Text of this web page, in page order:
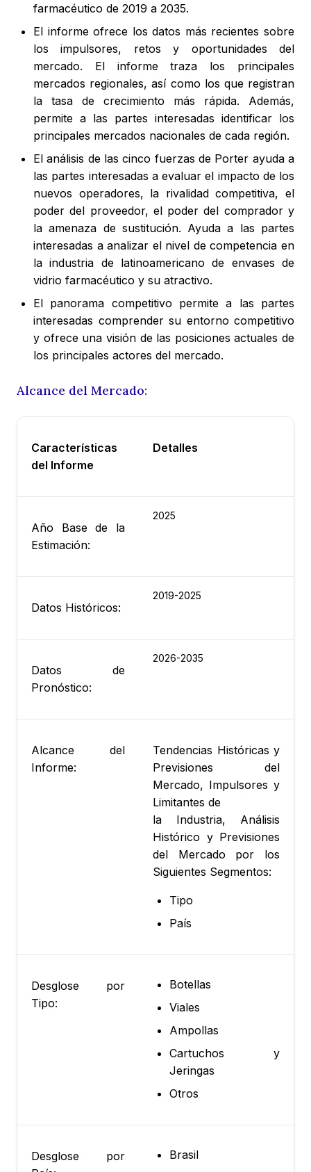
farmacéutico de 2019 a 2035.
El informe ofrece los datos más recientes sobre
los impulsores, retos y oportunidades del
mercado. El informe traza los principales
mercados regionales, así como los que registran
la tasa de crecimiento más rápida. Además,
permite a las partes interesadas identificar los
principales mercados nacionales de cada región.
El análisis de las cinco fuerzas de Porter ayuda a
las partes interesadas a evaluar el impacto de los
nuevos operadores, la rivalidad competitiva, el
poder del proveedor, el poder del comprador y
la amenaza de sustitución. Ayuda a las partes
interesadas a analizar el nivel de competencia en
la industria de latinoamericano de envases de
vidrio farmacéutico y su atractivo.
El panorama competitivo permite a las partes
interesadas comprender su entorno competitivo
y ofrece una visión de las posiciones actuales de
los principales actores del mercado.
Alcance del Mercado:
Características
del Informe
Detalles
Año Base de la
Estimación:
2025
Datos Históricos:
2019-2025
Datos de
Pronóstico:
2026-2035
Alcance del
Informe:
Tendencias Históricas y
Previsiones del
Mercado, Impulsores y
Limitantes de
la Industria, Análisis
Histórico y Previsiones
del Mercado por los
Siguientes Segmentos:
Tipo
País
Desglose por
Tipo:
Botellas
Viales
Ampollas
Cartuchos y
Jeringas
Otros
Desglose por
Brasil